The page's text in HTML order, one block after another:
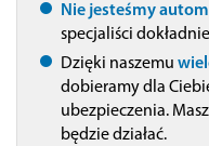
Nie jesteśmy
specjaliści
Dzięki naszemu
dobieramy dla
ubezpieczenia.
będzie działać.